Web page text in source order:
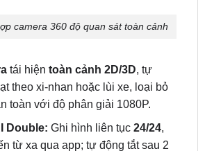
tái hiện toàn cảnh 2D/3D, tự
toàn với độ phân giải 1080P.
Double:Ghi hình liên tục24/24,
từ xa qua app; tự động tắt sau 2
bình ắc quy – lý tưởng cho
chống trộm.